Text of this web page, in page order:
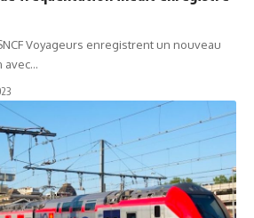
Voyageurs enregistrent un nouveau
avec…